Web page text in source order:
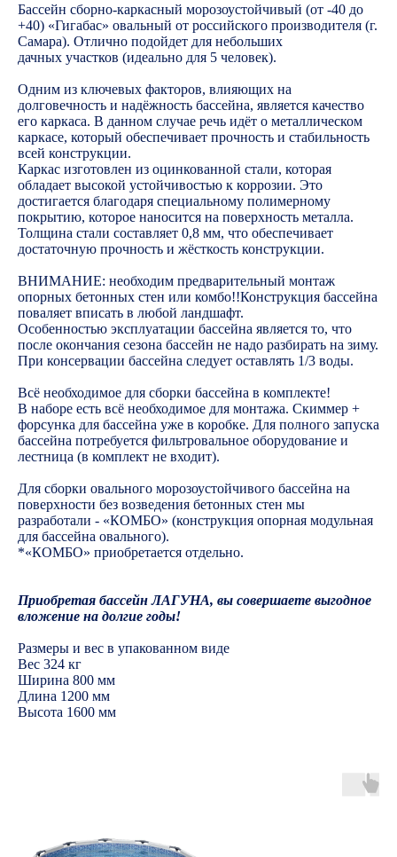
Бассейн сборно-каркасный морозоустойчивый (от -40 до
+40) «Гигабас» овальный от российского производителя (г.
Самара). Отлично подойдет для небольших
дачных участков (идеально для 5 человек).
Одним из ключевых факторов, влияющих на
долговечность и надёжность бассейна, является качество
его каркаса. В данном случае речь идёт о металлическом
каркасе, который обеспечивает прочность и стабильность
всей конструкции.
Каркас изготовлен из оцинкованной стали, которая
обладает высокой устойчивостью к коррозии. Это
достигается благодаря специальному полимерному
покрытию, которое наносится на поверхность металла.
Толщина стали составляет 0,8 мм, что обеспечивает
достаточную прочность и жёсткость конструкции.
ВНИМАНИЕ: необходим предварительный монтаж
опорных бетонных стен или комбо!!Конструкция бассейна
поваляет вписать в любой ландшафт.
Особенностью эксплуатации бассейна является то, что
после окончания сезона бассейн не надо разбирать на зиму.
При консервации бассейна следует оставлять 1/3 воды.
Всё необходимое для сборки бассейна в комплекте!
В наборе есть всё необходимое для монтажа. Скиммер +
форсунка для бассейна уже в коробке. Для полного запуска
бассейна потребуется фильтровальное оборудование и
лестница (в комплект не входит).
Для сборки овального морозоустойчивого бассейна на
поверхности без возведения бетонных стен мы
разработали - «КОМБО» (конструкция опорная модульная
для бассейна овального).
*«КОМБО» приобретается отдельно.
Приобретая бассейн ЛАГУНА, вы совершаете выгодное
вложение на долгие годы!
Размеры и вес в упакованном виде
Вес 324 кг
Ширина 800 мм
Длина 1200 мм
Высота 1600 мм